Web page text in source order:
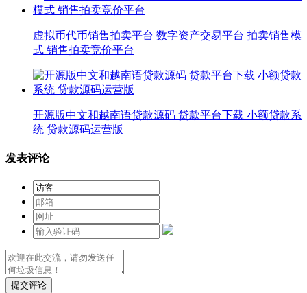
虚拟币代币销售拍卖平台 数字资产交易平台 拍卖销售模
式 销售拍卖竞价平台
开源版中文和越南语贷款源码 贷款平台下载 小额贷款系
统 贷款源码运营版
发表评论
提交评论